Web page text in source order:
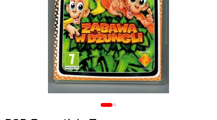
Игры (Картриджи) для 8-бит
Игры (картриджи) для Sega Mega Drive 16-бит